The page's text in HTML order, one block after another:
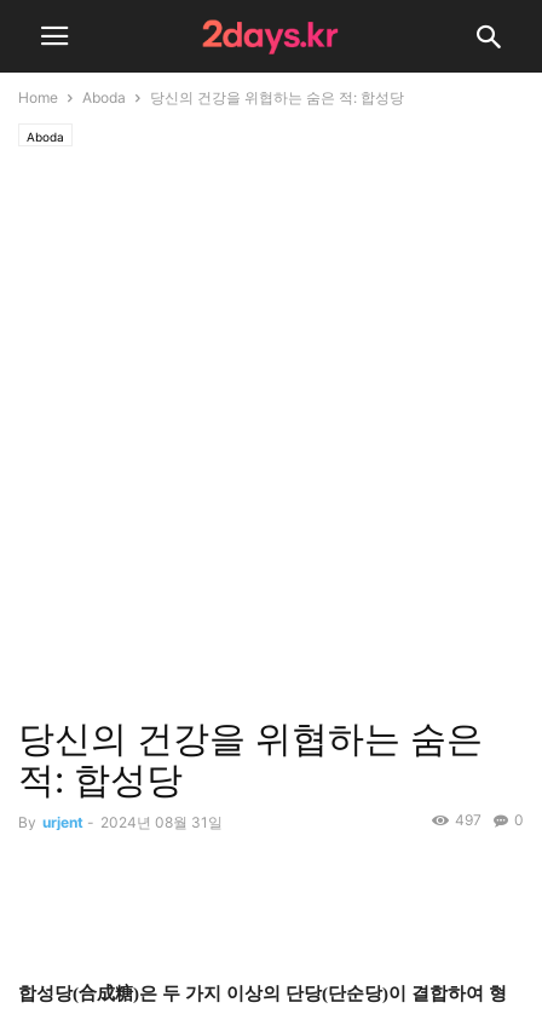
Home Aboda 당신의 건강을 위협하는 숨은 적: 합성당
Aboda
당신의 건강을 위협하는 숨은
적: 합성당
By urjent - 2024년 08월 31일 0
497
합성당(合成糖)은 두 가지 이상의 단당(단순당)이 결합하여 형